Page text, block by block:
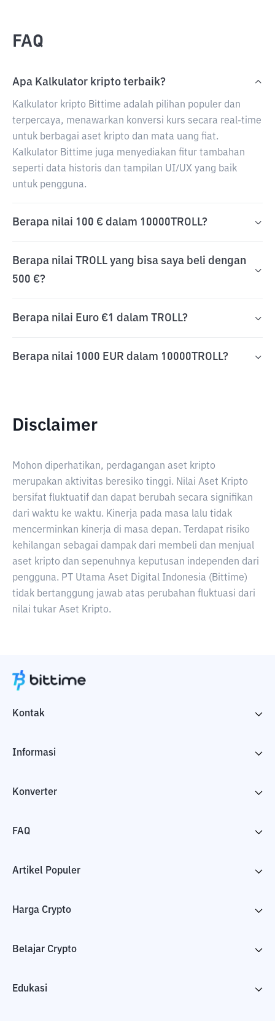
FAQ
Apa Kalkulator kripto terbaik?
Kalkulator kripto Bittime adalah pilihan populer dan
terpercaya, menawarkan konversi kurs secara real-time
untuk berbagai aset kripto dan mata uang fiat.
Kalkulator Bittime juga menyediakan fitur tambahan
seperti data historis dan tampilan UI/UX yang baik
untuk pengguna.
Berapa nilai 100 € dalam 10000TROLL?
Berapa nilai TROLL yang bisa saya beli dengan
500 €?
Berapa nilai Euro €1 dalam TROLL?
Berapa nilai 1000 EUR dalam 10000TROLL?
Disclaimer
Mohon diperhatikan, perdagangan aset kripto
merupakan aktivitas beresiko tinggi. Nilai Aset Kripto
bersifat fluktuatif dan dapat berubah secara signifikan
dari waktu ke waktu. Kinerja pada masa lalu tidak
mencerminkan kinerja di masa depan. Terdapat risiko
kehilangan sebagai dampak dari membeli dan menjual
aset kripto dan sepenuhnya keputusan independen dari
pengguna. PT Utama Aset Digital Indonesia (Bittime)
tidak bertanggung jawab atas perubahan fluktuasi dari
nilai tukar Aset Kripto.
Kontak
Informasi
Konverter
FAQ
Artikel Populer
Harga Crypto
Belajar Crypto
Edukasi